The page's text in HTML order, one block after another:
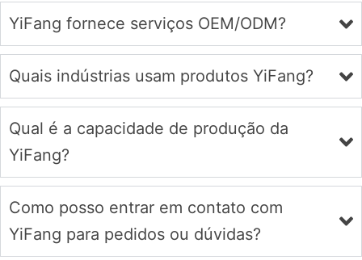
YiFang fornece serviços OEM/ODM?
Quais indústrias usam produtos YiFang?
Qual é a capacidade de produção da
YiFang?
Como posso entrar em contato com
YiFang para pedidos ou dúvidas?